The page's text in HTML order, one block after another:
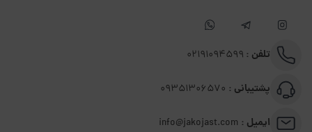
تلفن : 02191094599
پشتیبانی :
ایمیل :